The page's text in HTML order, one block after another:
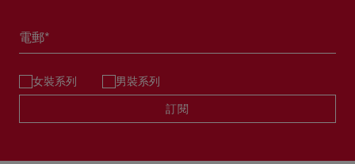
電郵*
女裝系列 男裝系列
訂閱